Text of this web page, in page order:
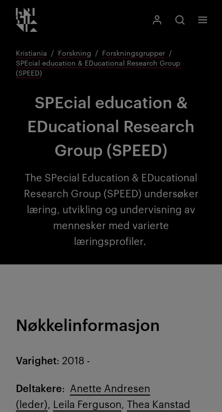
Gå
til
Kristiania logo
Mitt Kristiania
Åpne søk
Søk
Meny
Kristiania Forskning
Forskningsgrupper
SPEcial education & EDucational Research Group
(SPEED)
SPEcial education &
EDucational Research
Group (SPEED)
The SPecial Education & EDucational
Research Group (SPEED) undersøker
læring, utvikling og undervisning av
mennesker med varierte
læringsprofiler.
Nøkkelinformasjon
Varighet: 2018 -
Deltakere: Anette Andresen
(leder), Leila Ferguson, Thea Kanstad